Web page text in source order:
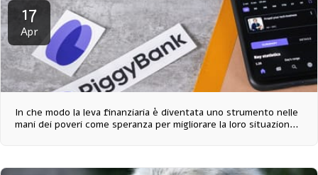
17
Apr
In che modo la leva finanziaria è diventata uno strumento nelle
mani dei poveri come speranza per migliorare la loro situazione